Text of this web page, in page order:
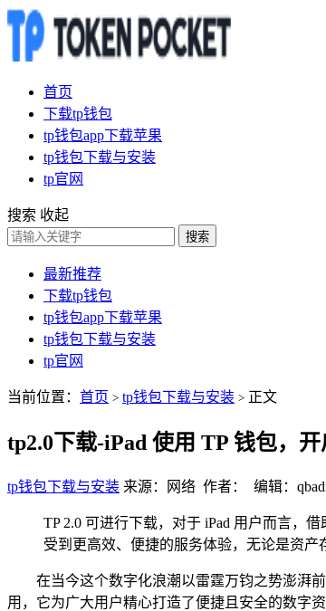
首页
下载tp钱包
tp钱包app下载苹果
tp钱包下载与安装
tp官网
搜索 收起
搜索
最新推荐
下载tp钱包
tp钱包app下载苹果
tp钱包下载与安装
tp官网
当前位置： 首页 > tp钱包下载与安装 > 正文
tp2.0下载-iPad 使用 TP 钱包，
tp钱包下载与安装 来源：网络 作者： 编辑：
TP 2.0 可进行下载，对于 iPad 用户而言，
受到更高效、便捷的服务体验，无论是资产
在当今这个数字化浪潮以雷霆万钧之势澎湃
用，它为广大用户精心打造了便捷且安全的数字